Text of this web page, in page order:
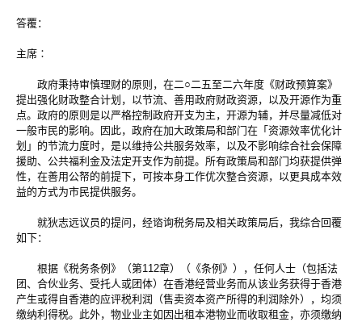
答覆：
主席∶
政府秉持审慎理财的原则，在二○二五至二六年度《财政预算案》
提出强化财政整合计划，以节流、善用政府财政资源，以及开源作为重
点。政府的原则是以严格控制政府开支为主，开源为辅，并尽量减低对
一般市民的影响。因此，政府在加大政策局和部门在「资源效率优化计
划」的节流力度时，是以维持公共服务效率，以及不影响综合社会保障
援助、公共福利金及法定开支作为前提。所有政策局和部门均获提供弹
性，在善用公帑的前提下，可按本身工作优次整合资源，以更具成本效
益的方式为市民提供服务。
就狄志远议员的提问，经谘询税务局及相关政策局后，我综合回覆
如下：
根据《税务条例》（第112章）（《条例》），任何人士（包括法
团、合伙业务、受托人或团体）在香港经营业务而从该业务获得于香港
产生或得自香港的应评税利润（售卖资本资产所得的利润除外），均须
缴纳利得税。此外，物业业主如因出租本港物业而收取租金，亦须缴纳